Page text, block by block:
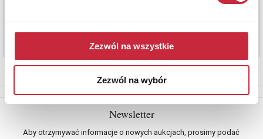
Zezwól na wszystkie
Zezwól na wybór
Newsletter
Aby otrzymywać informacje o nowych aukcjach, prosimy podać